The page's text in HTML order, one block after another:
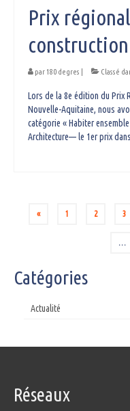
Prix
par 180 degres Classé
Lors de la 8e édition du Prix
Nouvelle-Aquitaine, nous
catégorie « Habiter
Architecture— le 1er prix
Pagination
publications
« 1 2 3
…
Catégories
Actualité
Réseaux